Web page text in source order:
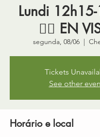
Lundi
🤸‍♀️ EN
segunda, 08/06
  |
Tickets
See other
Horário e local